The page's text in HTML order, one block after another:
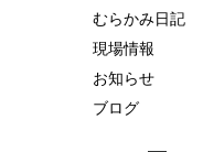
むらかみ日記
現場情報
お知らせ
ブログ